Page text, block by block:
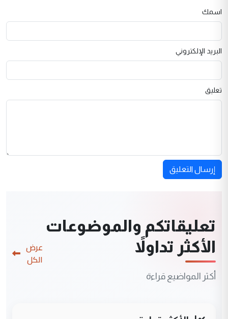
اسمك
البريد الإلكتروني
تعليق
إرسال التعليق
تعليقاتكم والموضوعات
الأكثر تداولاً
أكثر المواضيع قراءة
عرض
الكل